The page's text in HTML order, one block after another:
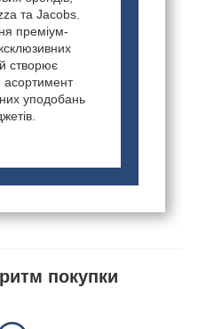
та Jacobs.
преміум-
створює
асортимент
уподобань
покупки